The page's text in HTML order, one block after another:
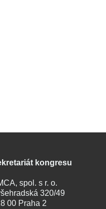
kongresu
spol. s r. o.
320/49
00 Praha 2